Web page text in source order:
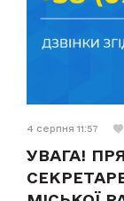
4 серпня 11:57
УВАГА!